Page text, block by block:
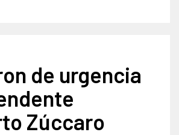
de urgencia
Zúccaro